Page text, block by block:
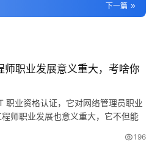
下一篇
师职业发展意义重大，考啥你
职业资格认证，它对网络管理员职业
师职业发展也意义重大，它不但能
196